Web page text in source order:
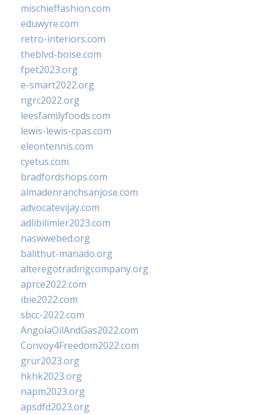
mischieffashion.com
eduwyre.com
retro-interiors.com
theblvd-boise.com
fpet2023.org
e-smart2022.org
ngrc2022.org
leesfamilyfoods.com
lewis-lewis-cpas.com
eleontennis.com
cyetus.com
bradfordshops.com
almadenranchsanjose.com
advocatevijay.com
adlibilimler2023.com
naswwebed.org
balithut-manado.org
alteregotradingcompany.org
aprce2022.com
ibie2022.com
sbcc-2022.com
AngolaOilAndGas2022.com
Convoy4Freedom2022.com
grur2023.org
hkhk2023.org
napm2023.org
apsdfd2023.org